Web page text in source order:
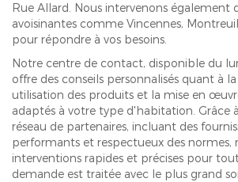
Rue Allard. Nous intervenons également
avoisinantes comme Vincennes,
pour répondre à vos besoins.
Notre centre de contact, disponible du
offre des conseils personnalisés quant à
utilisation des produits et la mise en
adaptés à votre type d'habitation. Grâce
réseau de partenaires, incluant des
performants et respectueux des normes,
interventions rapides et précises pour
demande est traitée avec le plus grand